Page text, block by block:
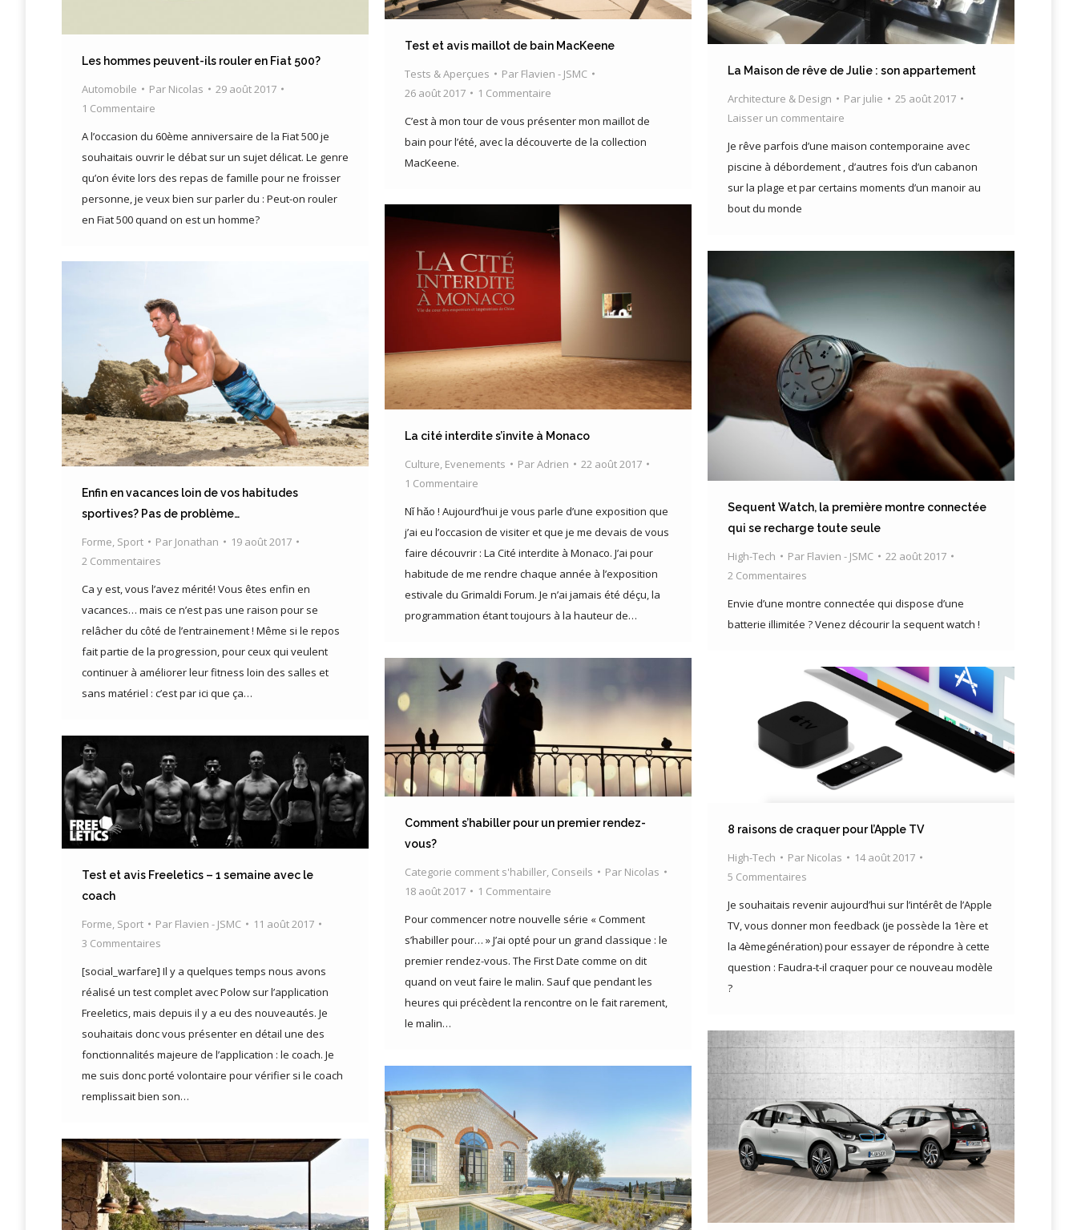
Les hommes peuvent-ils rouler en Fiat 500?
Automobile Par Nicolas
29 août 2017
1 Commentaire
A l’occasion du 60ème anniversaire de la Fiat 500 je
souhaitais ouvrir le débat sur un sujet délicat. Le genre
qu’on évite lors des repas de famille pour ne froisser
personne, je veux bien sur parler du : Peut-on rouler
en Fiat 500 quand on est un homme?
Test et avis maillot de bain MacKeene
Tests & Aperçues Par Flavien - JSMC
26 août 2017
1 Commentaire
C’est à mon tour de vous présenter mon maillot de
bain pour l’été, avec la découverte de la collection
MacKeene.
La Maison de rêve de Julie : son appartement
Architecture & Design Par julie
25 août 2017
Laisser un commentaire
Je rêve parfois d’une maison contemporaine avec
piscine à débordement , d’autres fois d’un cabanon
sur la plage et par certains moments d’un manoir au
bout du monde
La cité interdite s’invite à Monaco
Culture Evenements ParAdrien
22 août 2017
1 Commentaire
Nǐ hǎo ! Aujourd’hui je vous parle d’une exposition que
j’ai eu l’occasion de visiter et que je me devais de vous
faire découvrir : La Cité interdite à Monaco. J’ai pour
habitude de me rendre chaque année à l’exposition
estivale du Grimaldi Forum. Je n’ai jamais été déçu, la
programmation étant toujours à la hauteur de…
Sequent Watch, la première montre connectée
qui se recharge toute seule
High-Tech Par Flavien - JSMC
22 août 2017
2 Commentaires
Envie d’une montre connectée qui dispose d’une
batterie illimitée ? Venez décourir la sequent watch !
Enfin en vacances loin de vos habitudes
sportives? Pas de problème…
Forme Sport Par Jonathan
19 août 2017
2 Commentaires
Ca y est, vous l’avez mérité! Vous êtes enfin en
vacances… mais ce n’est pas une raison pour se
relâcher du côté de l’entrainement ! Même si le repos
fait partie de la progression, pour ceux qui veulent
continuer à améliorer leur fitness loin des salles et
sans matériel : c’est par ici que ça…
Comment s’habiller pour un premier rendez-
vous?
Categorie comment s'habiller, Conseils Par Nicolas
18 août 2017
1 Commentaire
Pour commencer notre nouvelle série « Comment
s’habiller pour… » J’ai opté pour un grand classique : le
premier rendez-vous. The First Date comme on dit
quand on veut faire le malin. Sauf que pendant les
heures qui précèdent la rencontre on le fait rarement,
le malin…
8 raisons de craquer pour l’Apple TV
High-Tech Par Nicolas
14 août 2017
5 Commentaires
Je souhaitais revenir aujourd’hui sur l’intérêt de l’Apple
TV, vous donner mon feedback (je possède la 1ère et
la 4èmegénération) pour essayer de répondre à cette
question : Faudra-t-il craquer pour ce nouveau modèle
?
Test et avis Freeletics – 1 semaine avec le
coach
Forme, Sport Par Flavien - JSMC
11 août 2017
3 Commentaires
[social_warfare] Il y a quelques temps nous avons
réalisé un test complet avec Polow sur l’application
Freeletics, mais depuis il y a eu des nouveautés. Je
souhaitais donc vous présenter en détail une des
fonctionnalités majeure de l’application : le coach. Je
me suis donc porté volontaire pour vérifier si le coach
remplissait bien son…